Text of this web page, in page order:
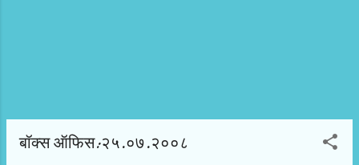
बॉक्स ऑफिस:२५.०७.२००८